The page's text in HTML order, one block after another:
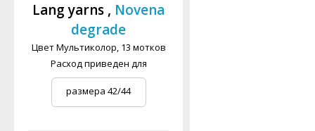
Lang yarns , Novena
degrade
Цвет Мультиколор, 13 мотков
Расход приведен для
размера 42/44